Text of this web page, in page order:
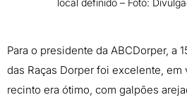
local definido – Foto:
Para o presidente da ABCDorper, a
das Raças Dorper foi excelente, em
recinto era ótimo, com galpões